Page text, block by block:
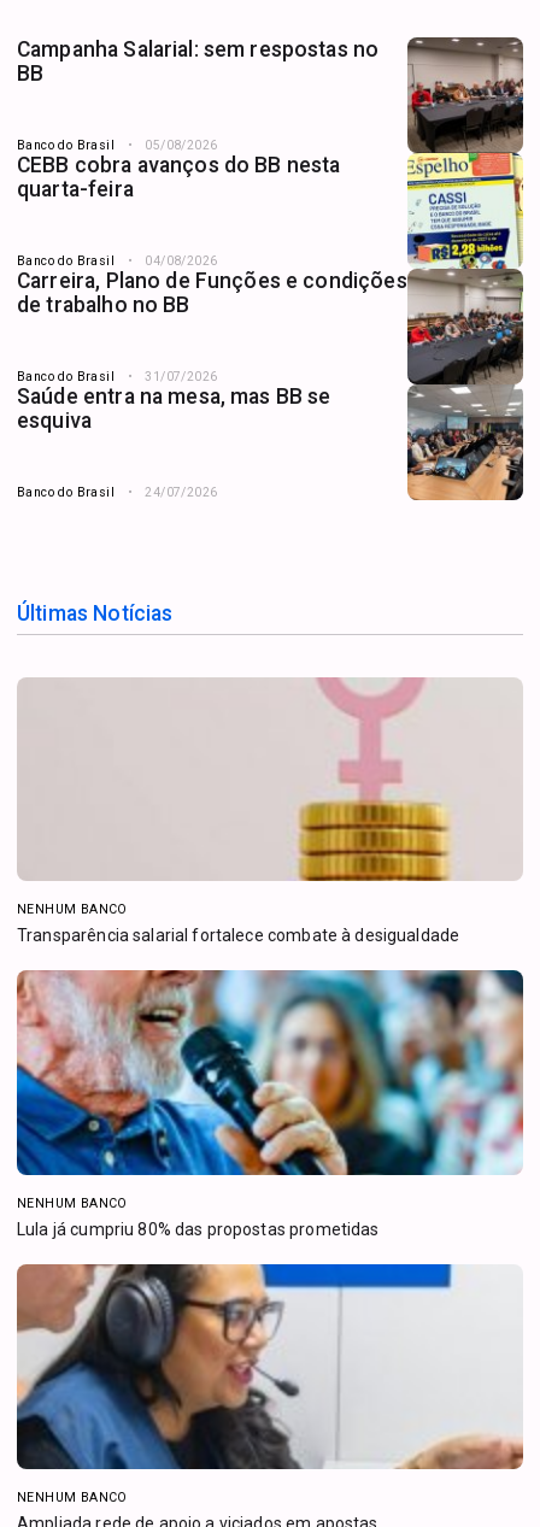
Campanha Salarial: sem respostas no
BB
Banco do Brasil 05/08/2026
CEBB cobra avanços do BB nesta
quarta-feira
Banco do Brasil 04/08/2026
Carreira, Plano de Funções e condições
de trabalho no BB
Banco do Brasil 31/07/2026
Saúde entra na mesa, mas BB se
esquiva
Banco do Brasil 24/07/2026
Últimas Notícias
NENHUM BANCO
Transparência salarial fortalece combate à desigualdade
NENHUM BANCO
Lula já cumpriu 80% das propostas prometidas
NENHUM BANCO
Ampliada rede de apoio a viciados em apostas